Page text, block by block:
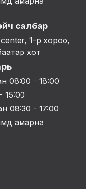
салбар
1-р хороо,
хот
08:00 - 18:00
15:00
08:30 - 17:00
амарна